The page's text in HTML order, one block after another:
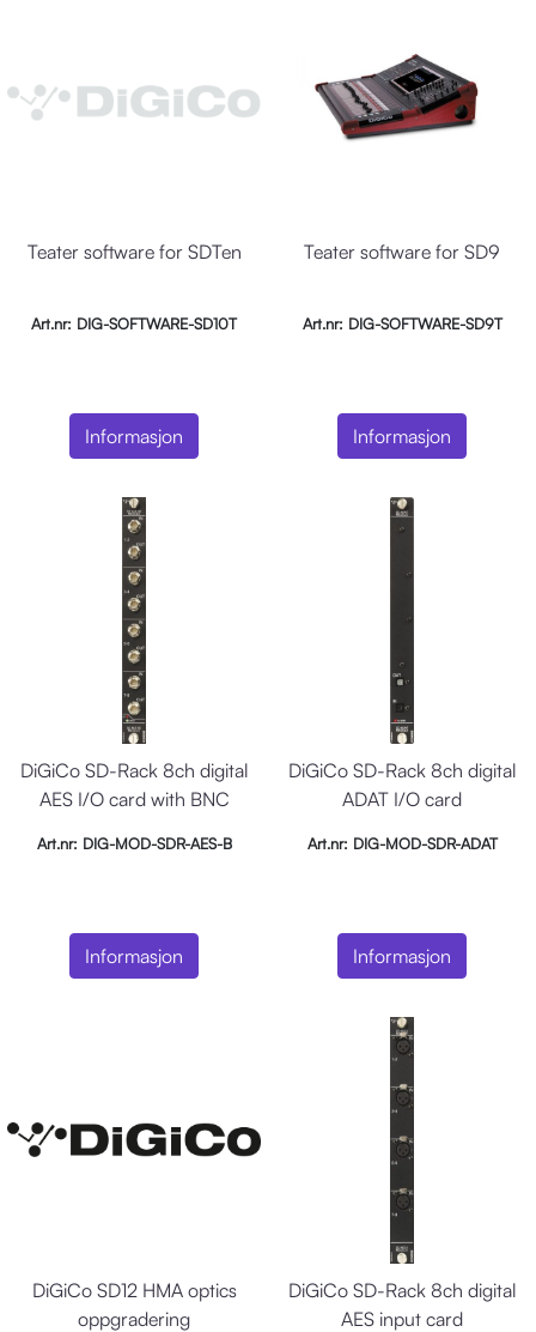
Teater software for SDTen
Art.nr: DIG-SOFTWARE-SD10T
Informasjon
Teater software for SD9
Art.nr: DIG-SOFTWARE-SD9T
Informasjon
DiGiCo SD-Rack 8ch digital
AES I/O card with BNC
Art.nr: DIG-MOD-SDR-AES-B
Informasjon
DiGiCo SD-Rack 8ch digital
ADAT I/O card
Art.nr: DIG-MOD-SDR-ADAT
Informasjon
DiGiCo SD12 HMA optics
oppgradering
DiGiCo SD-Rack 8ch digital
AES input card